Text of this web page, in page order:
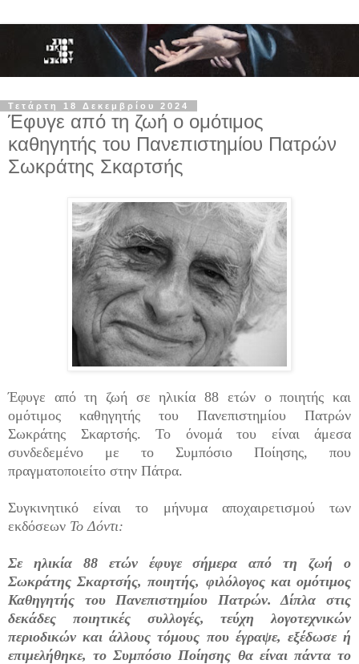
Τετάρτη 18 Δεκεμβρίου 2024
Έφυγε από τη ζωή ο ομότιμος
καθηγητής του Πανεπιστημίου Πατρών
Σωκράτης Σκαρτσής
Έφυγε από τη ζωή σε ηλικία 88 ετών ο ποιητής και
ομότιμος καθηγητής του Πανεπιστημίου Πατρών
Σωκράτης Σκαρτσής. Το όνομά του είναι άμεσα
συνδεδεμένο με το Συμπόσιο Ποίησης, που
πραγματοποιείτο στην Πάτρα.
Συγκινητικό είναι το μήνυμα αποχαιρετισμού των
εκδόσεων Το Δόντι:
Σε ηλικία 88 ετών έφυγε σήμερα από τη ζωή ο
Σωκράτης Σκαρτσής, ποιητής, φιλόλογος και ομότιμος
Καθηγητής του Πανεπιστημίου Πατρών. Δίπλα στις
δεκάδες ποιητικές συλλογές, τεύχη λογοτεχνικών
περιοδικών και άλλους τόμους που έγραψε, εξέδωσε ή
επιμελήθηκε, το Συμπόσιο Ποίησης θα είναι πάντα το